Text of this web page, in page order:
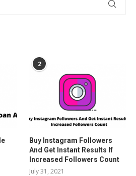
2
Buy Instagram Followers
And Get Instant Results If
Increased Followers Count
July 31, 2021